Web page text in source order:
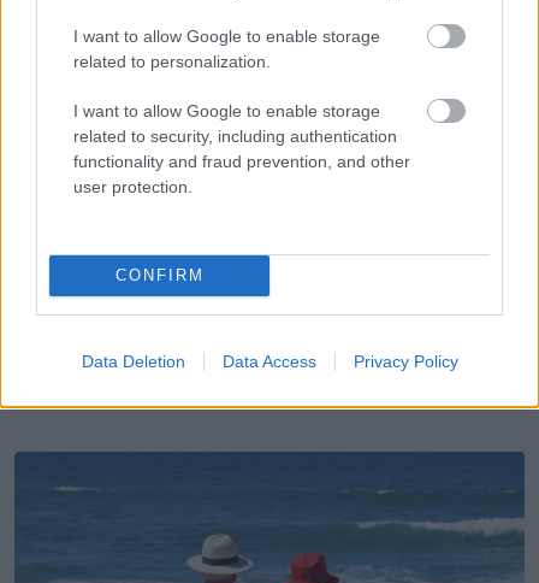
I want to allow Google to enable storage
related to personalization.
I want to allow Google to enable storage
related to security, including authentication
functionality and fraud prevention, and other
user protection.
CONFIRM
Data Deletion Data Access Privacy Policy
KÖVETKEZŐ POSZT
A szülők magára hagyták a Down-